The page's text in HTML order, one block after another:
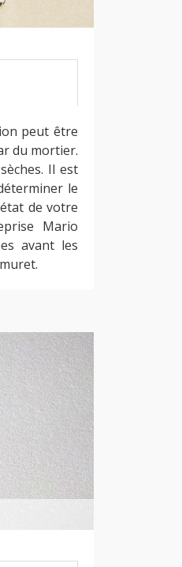
peut être
du mortier.
Il est
le
de votre
Mario
avant les